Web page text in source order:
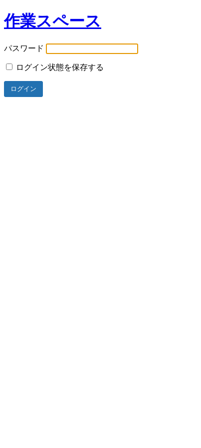
作業スペース
パスワード
ログイン状態を保存する